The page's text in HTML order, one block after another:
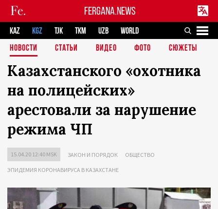
FERGANA.NEWS
KAZ KGZ TJK TKM UZB
WORLD
НОВОСТИ
СТАТЬИ ВИДЕО ФОТО СЮЖЕТЫ
Казахстанского «охотника
на полицейских»
арестовали за нарушение
режима ЧП
15.04.20 12:40 MSK ЗАКОН И ПОРЯДОК ОБЩЕСТВО
ЭПИДЕМИЯ КОРОНАВИРУСА В КАЗАХСТАНЕ